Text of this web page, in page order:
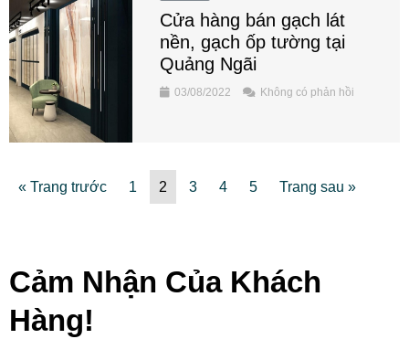
Cửa hàng bán gạch lát
nền, gạch ốp tường tại
Quảng Ngãi
03/08/2022 Không có phản hồi
« Trang trước 1 2 3 4 5 Trang sau »
Cảm Nhận Của Khách
Hàng!